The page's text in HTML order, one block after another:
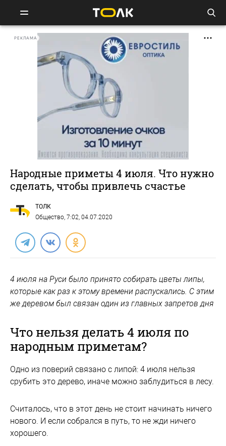
РЕКЛАМА
Народные приметы 4 июля. Что нужно
сделать, чтобы привлечь счастье
ТОЛК
Общество, 7:02, 04.07.2020
4 июля на Руси было принято собирать цветы липы,
которые как раз к этому времени распускались. С этим
же деревом был связан один из главных запретов дня
Что нельзя делать 4 июля по
народным приметам?
Одно из поверий связано с липой: 4 июля нельзя
срубить это дерево, иначе можно заблудиться в лесу.
Считалось, что в этот день не стоит начинать ничего
нового. И если собрался в путь, то не жди ничего
хорошего.